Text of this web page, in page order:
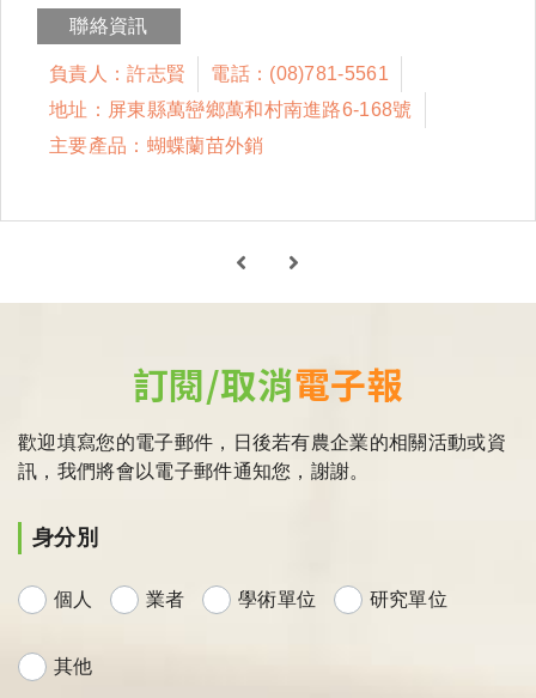
聯絡資訊
負責人：許志賢
電話：(08)781-5561
地址：屏東縣萬巒鄉萬和村南進路6-168號
主要產品：蝴蝶蘭苗外銷
訂閱/取消電子報
歡迎填寫您的電子郵件，日後若有農企業的相關活動或資
訊，我們將會以電子郵件通知您，謝謝。
身分別
個人 業者 學術單位 研究單位
其他